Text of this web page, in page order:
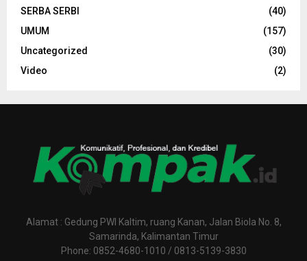
SERBA SERBI
(40)
UMUM
(157)
Uncategorized
(30)
Video
(2)
Alamat : Gedung PWI Kaltim, ruang Kanan, Jalan Biola No. 8,
Samarinda, Kalimantan Timur
Phone: 0852-4680-1010 / 0813-5139-3830